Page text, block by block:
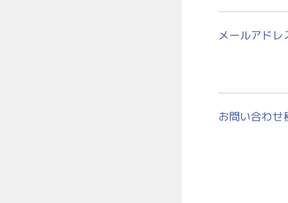
メールアドレ
お問い合わせ